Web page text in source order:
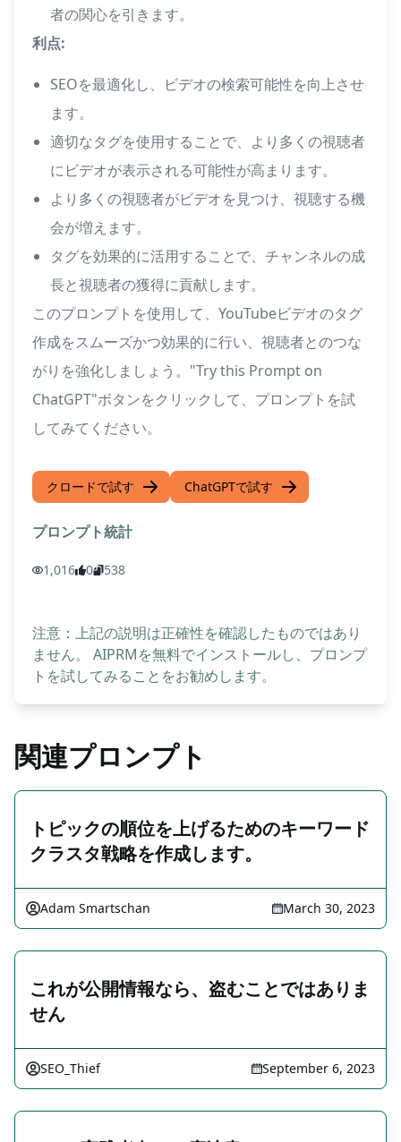
者の関心を引きます。
利点:
SEOを最適化し、ビデオの検索可能性を向上させ
ます。
適切なタグを使用することで、より多くの視聴者
にビデオが表示される可能性が高まります。
より多くの視聴者がビデオを見つけ、視聴する機
会が増えます。
タグを効果的に活用することで、チャンネルの成
長と視聴者の獲得に貢献します。
このプロンプトを使用して、YouTubeビデオのタグ
作成をスムーズかつ効果的に行い、視聴者とのつな
がりを強化しましょう。"Try this Prompt on
ChatGPT"ボタンをクリックして、プロンプトを試
してみてください。
クロードで試す ChatGPTで試す
プロンプト統計
1,016 0 538
注意：上記の説明は正確性を確認したものではあり
ません。 AIPRMを無料でインストールし、プロンプ
トを試してみることをお勧めします。
関連プロンプト
トピックの順位を上げるためのキーワード
クラスタ戦略を作成します。
Adam Smartschan March 30, 2023
これが公開情報なら、盗むことではありま
せん
SEO_Thief September 6, 2023